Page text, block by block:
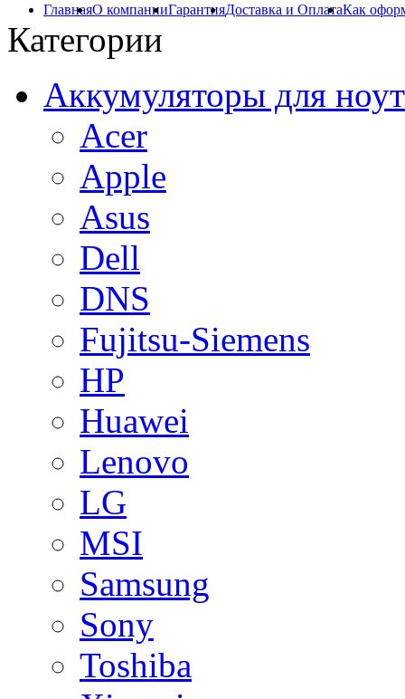
ГлавнаяО компанииГарантияДоставка и ОплатаКак
Категории
Аккумуляторы для
Acer
Apple
Asus
Dell
DNS
Fujitsu-Siemens
HP
Huawei
Lenovo
LG
MSI
Samsung
Sony
Toshiba